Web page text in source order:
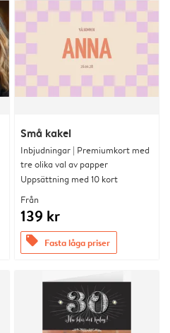
Små kakel
Inbjudningar | Premiumkort med
tre olika val av papper
Uppsättning med 10 kort
Från
139 kr
offers Fasta låga priser